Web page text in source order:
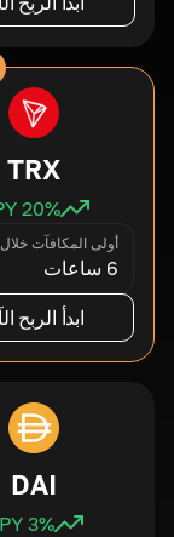
TRX
20% APY
أولى المكافآت خلال
6 ساعات
ابدأ الربح
DAI
3% APY